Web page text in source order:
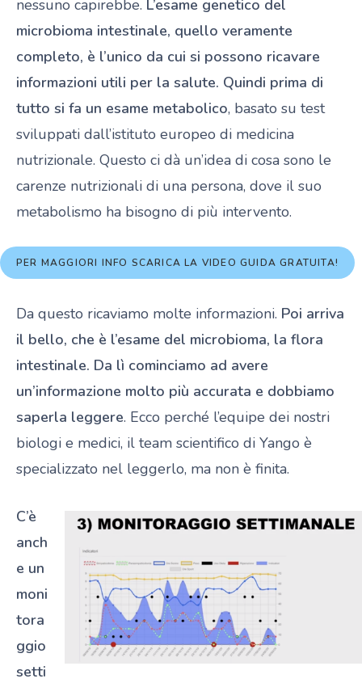
nessuno capirebbe. L’esame genetico del
microbioma intestinale, quello veramente
completo, è l’unico da cui si possono ricavare
informazioni utili per la salute. Quindi prima di
tutto si fa un esame metabolico, basato su test
sviluppati dall’istituto europeo di medicina
nutrizionale. Questo ci dà un’idea di cosa sono le
carenze nutrizionali di una persona, dove il suo
metabolismo ha bisogno di più intervento.
PER MAGGIORI INFO SCARICA LA VIDEO GUIDA GRATUITA!
Da questo ricaviamo molte informazioni. Poi arriva
il bello, che è l’esame del microbioma, la flora
intestinale. Da lì cominciamo ad avere
un’informazione molto più accurata e dobbiamo
saperla leggere. Ecco perché l’equipe dei nostri
biologi e medici, il team scientifico di Yango è
specializzato nel leggerlo, ma non è finita.
C’è
anch
e un
moni
tora
ggio
setti